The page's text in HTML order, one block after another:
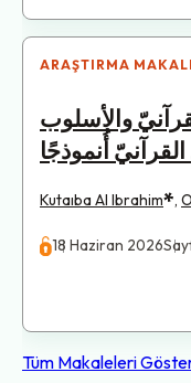
ARAŞTIRMA
والأسلوب
أُنموذجًا
Kutaıba Al Ibrahim*,
18 Haziran 2026
Tüm Makaleleri